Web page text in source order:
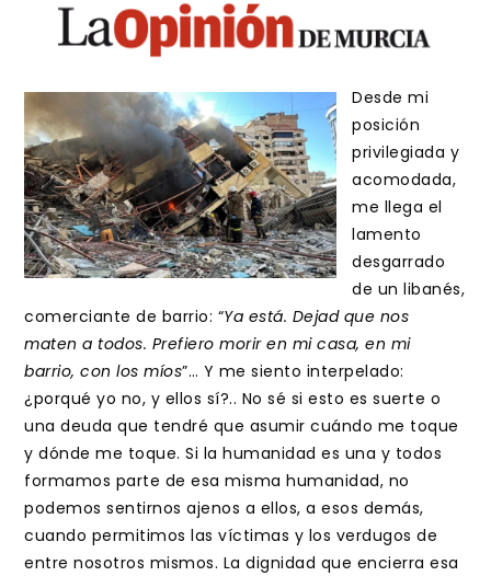
Desde mi
posición
privilegiada y
acomodada,
me llega el
lamento
desgarrado
de un libanés,
comerciante de barrio: “Ya está. Dejad que nos
maten a todos. Prefiero morir en mi casa, en mi
barrio, con los míos”… Y me siento interpelado:
¿porqué yo no, y ellos sí?.. No sé si esto es suerte o
una deuda que tendré que asumir cuándo me toque
y dónde me toque. Si la humanidad es una y todos
formamos parte de esa misma humanidad, no
podemos sentirnos ajenos a ellos, a esos demás,
cuando permitimos las víctimas y los verdugos de
entre nosotros mismos. La dignidad que encierra esa